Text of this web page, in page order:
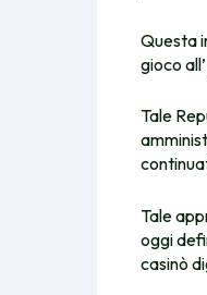
Questa
gioco
Tale
Tale
oggi
casinò